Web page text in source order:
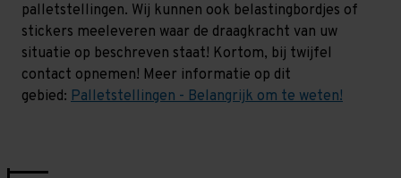
palletstellingen. Wij kunnen ook belastingbordjes of
stickers meeleveren waar de draagkracht van uw
situatie op beschreven staat! Kortom, bij twijfel
contact opnemen! Meer informatie op dit
gebied: Palletstellingen - Belangrijk om te weten!